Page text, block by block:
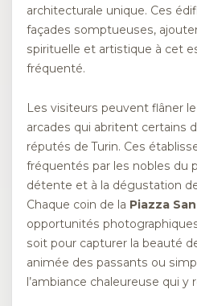
architecturale unique. Ces
façades somptueuses,
spirituelle et artistique à cet
fréquenté.
Les visiteurs peuvent flâner
arcades qui abritent certains
réputés de Turin. Ces
fréquentés par les nobles du
détente et à la dégustation
Chaque coin de la Piazza
opportunités
soit pour capturer la beauté
animée des passants ou
l’ambiance chaleureuse qui y